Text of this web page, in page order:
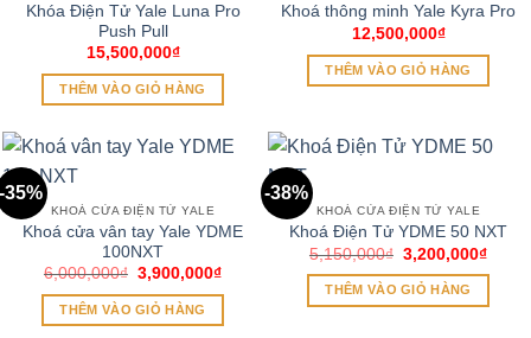
Khóa Điện Tử Yale Luna Pro
Push Pull
15,500,000₫
THÊM VÀO GIỎ HÀNG
Khoá thông minh Yale Kyra Pro
12,500,000₫
THÊM VÀO GIỎ HÀNG
-35%
KHOÁ CỬA ĐIỆN TỬ YALE
Khoá cửa vân tay Yale YDME
100NXT
6,000,000₫ Giá
là:
6,000,000₫.
3,900,000₫Giá
THÊM VÀO GIỎ HÀNG
-38%
KHOÁ CỬA ĐIỆN TỬ YALE
Khoá Điện Tử YDME 50 NXT
5,150,000₫ Giá
gốc
là:
5,150,000₫.
3,200,000₫Giá
THÊM VÀO GIỎ HÀNG